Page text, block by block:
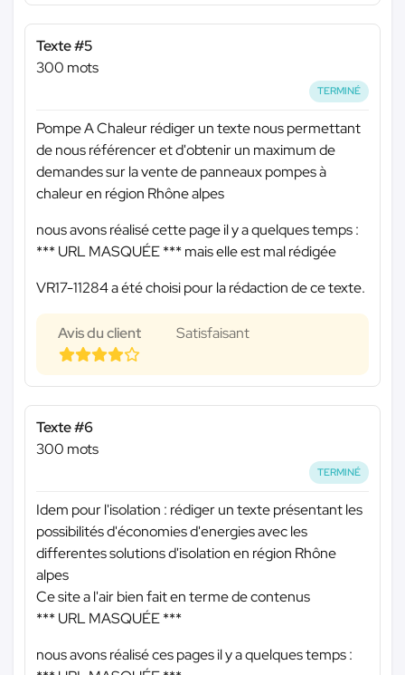
Texte #5
300 mots
TERMINÉ
Pompe A Chaleur rédiger un texte nous permettant
de nous référencer et d'obtenir un maximum de
demandes sur la vente de panneaux pompes à
chaleur en région Rhône alpes
nous avons réalisé cette page il y a quelques temps :
*** URL MASQUÉE *** mais elle est mal rédigée
VR17-11284 a été choisi pour la rédaction de ce texte.
Avis du client Satisfaisant
Texte #6
300 mots
TERMINÉ
Idem pour l'isolation : rédiger un texte présentant les
possibilités d'économies d'energies avec les
differentes solutions d'isolation en région Rhône
alpes
Ce site a l'air bien fait en terme de contenus
*** URL MASQUÉE ***
nous avons réalisé ces pages il y a quelques temps :